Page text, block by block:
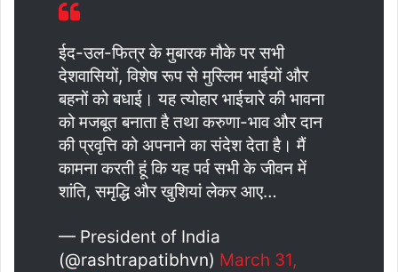
ईद-उल-फित्र के मुबारक मौके पर सभी
देशवासियों, विशेष रूप से मुस्लिम भाईयों और
बहनों को बधाई। यह त्योहार भाईचारे की भावना
को मजबूत बनाता है तथा करुणा-भाव और दान
की प्रवृत्ति को अपनाने का संदेश देता है। मैं
कामना करती हूं कि यह पर्व सभी के जीवन में
शांति, समृद्धि और खुशियां लेकर आए…
— President of India
(@rashtrapatibhvn) March 31,